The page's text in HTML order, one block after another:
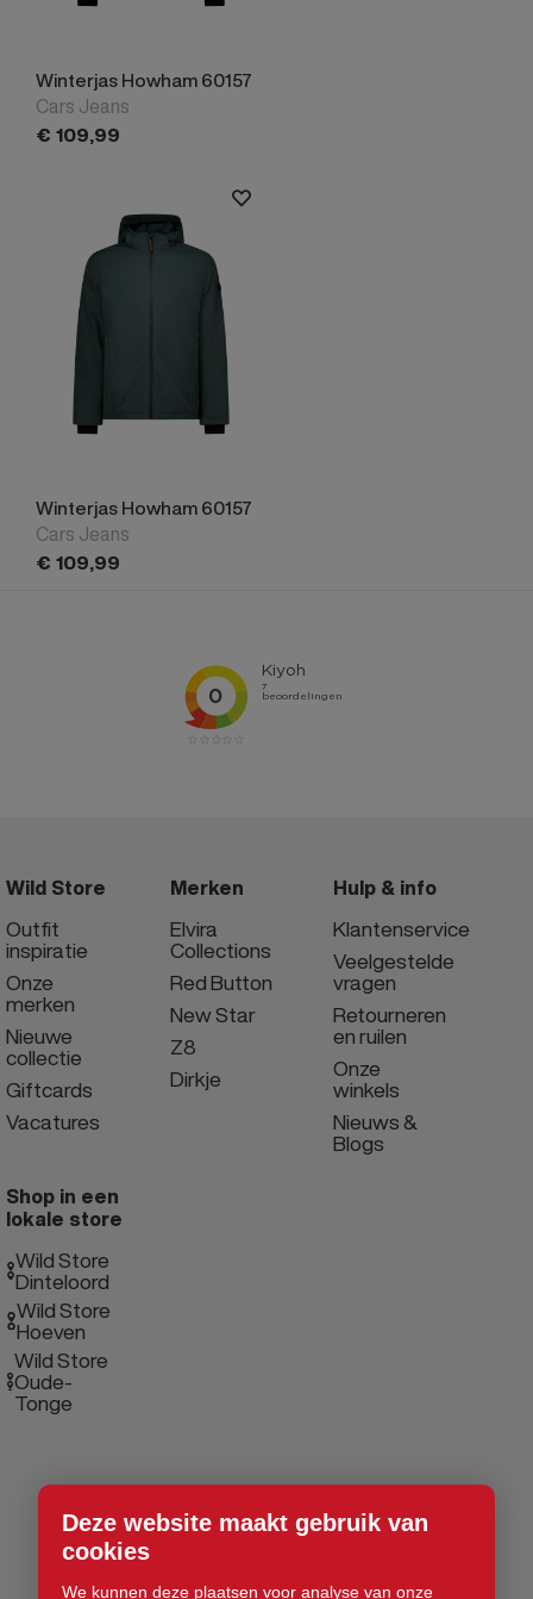
Deze website maakt gebruik van
cookies
We kunnen deze plaatsen voor analyse van onze
Winterjas Howham 60157
Cars Jeans
€ 109,99
Winterjas Howham 60157
Cars Jeans
€ 109,99
Wild Store
Outfit
inspiratie
Onze
merken
Nieuwe
collectie
Giftcards
Vacatures
Merken
Elvira
Collections
Red Button
New Star
Z8
Dirkje
Hulp & info
Klantenservice
Veelgestelde
vragen
Retourneren
en ruilen
Onze
winkels
Nieuws &
Blogs
Shop in een
lokale store
Wild Store
Dinteloord
Wild Store
Hoeven
Wild Store
Oude-
Tonge